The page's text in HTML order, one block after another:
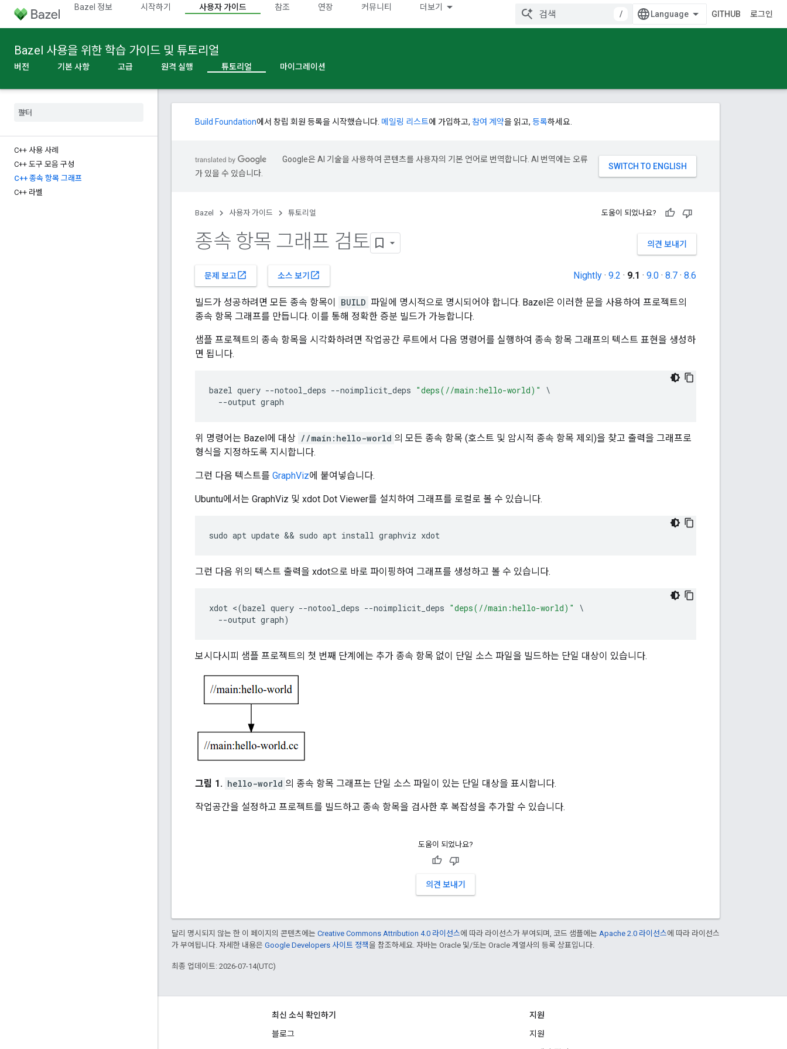
Bazel 정보 시작하기 사용자 가이드 참조 연장 커뮤니티 더보기
/ GITHUB 로그인
Bazel 사용을 위한 학습 가이드 및 튜토리얼
버전 기본 사항 고급 원격 실행 튜토리얼 마이그레이션
C++ 사용 사례
C++ 도구 모음 구성
C++ 종속 항목 그래프
C++ 라벨
Build Foundation에서 창립 회원 등록을 시작했습니다. 메일링 리스트에 가입하고, 참여 계약을 읽고, 등록하세요.
Google은 AI 기술을 사용하여 콘텐츠를 사용자의 기본 언어로 번역합니다. AI 번역에는 오류
가 있을 수 있습니다.
Bazel 사용자 가이드 튜토리얼 도움이 되었나요?
의견 보내기
종속 항목 그래프 검토
문제 보고open_in_new 소스 보기 open_in_new Nightly · 9.2 · 9.1 · 9.0 · 8.7 · 8.6
빌드가 성공하려면 모든 종속 항목이 BUILD 파일에 명시적으로 명시되어야 합니다. Bazel은 이러한 문을 사용하여 프로젝트의
종속 항목 그래프를 만듭니다. 이를 통해 정확한 증분 빌드가 가능합니다.
샘플 프로젝트의 종속 항목을 시각화하려면 작업공간 루트에서 다음 명령어를 실행하여 종속 항목 그래프의 텍스트 표현을 생성하
면 됩니다.
bazel query --notool_deps --noimplicit_deps "deps(//main:hello-world)"
--output graph
위 명령어는 Bazel에 대상 //main:hello-world 의 모든 종속 항목 (호스트 및 암시적 종속 항목 제외)을 찾고 출력을 그래프로
형식을 지정하도록 지시합니다.
그런 다음 텍스트를 GraphViz에 붙여넣습니다.
Ubuntu에서는 GraphViz 및 xdot Dot Viewer를 설치하여 그래프를 로컬로 볼 수 있습니다.
sudo apt update && sudo apt install graphviz xdot
그런 다음 위의 텍스트 출력을 xdot으로 바로 파이핑하여 그래프를 생성하고 볼 수 있습니다.
xdot <(bazel query --notool_deps --noimplicit_deps "deps(//main:hello-world)"
--output graph)
보시다시피 샘플 프로젝트의 첫 번째 단계에는 추가 종속 항목 없이 단일 소스 파일을 빌드하는 단일 대상이 있습니다.
그림 1. hello-world 의 종속 항목 그래프는 단일 소스 파일이 있는 단일 대상을 표시합니다.
작업공간을 설정하고 프로젝트를 빌드하고 종속 항목을 검사한 후 복잡성을 추가할 수 있습니다.
도움이 되었나요?
의견 보내기
달리 명시되지 않는 한 이 페이지의 콘텐츠에는 Creative Commons Attribution 4.0 라이선스에 따라 라이선스가 부여되며, 코드 샘플에는 Apache 2.0 라이선스에 따라 라이선스
가 부여됩니다. 자세한 내용은 Google Developers 사이트 정책을 참조하세요. 자바는 Oracle 및/또는 Oracle 계열사의 등록 상표입니다.
최종 업데이트: 2026-07-14(UTC)
최신 소식 확인하기
블로그
지원
지원